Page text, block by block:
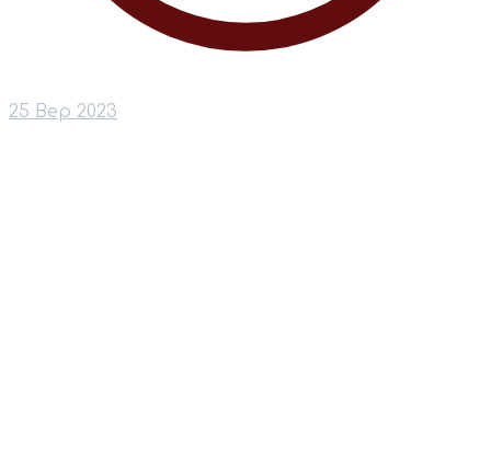
25 Вер 2023